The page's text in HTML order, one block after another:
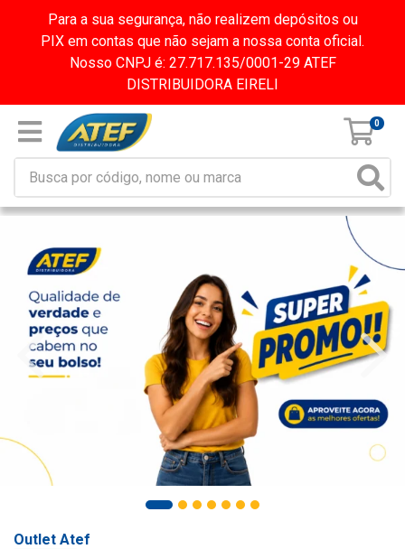
Para a sua segurança, não realizem depósitos ou
PIX em contas que não sejam a nossa conta oficial.
Nosso CNPJ é: 27.717.135/0001-29 ATEF
DISTRIBUIDORA EIRELI
0
Outlet Atef